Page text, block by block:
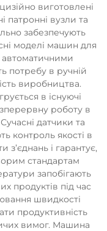
виготовлені
патронні вузли та
забезпечують
моделі машин для
автоматичними
потребу в ручній
виробництва.
в існуючі
роботу в
датчики та
контроль якості в
і гарантує,
стандартам
запобігають
продуктів під час
швидкості
продуктивність
вимог. Машина